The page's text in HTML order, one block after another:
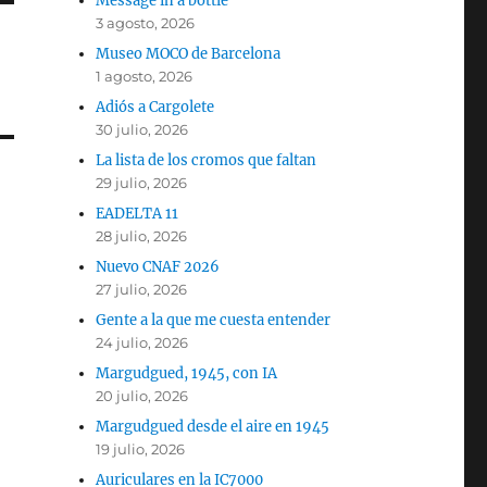
3 agosto, 2026
Museo MOCO de Barcelona
1 agosto, 2026
Adiós a Cargolete
30 julio, 2026
La lista de los cromos que faltan
29 julio, 2026
EADELTA 11
28 julio, 2026
Nuevo CNAF 2026
27 julio, 2026
Gente a la que me cuesta entender
24 julio, 2026
Margudgued, 1945, con IA
20 julio, 2026
Margudgued desde el aire en 1945
19 julio, 2026
Auriculares en la IC7000